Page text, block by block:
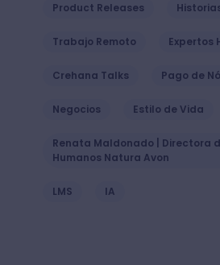
Product Releases
Trabajo Remoto Expertos
Crehana Talks Pago de
Negocios Estilo de Vida
Renata Maldonado | Directora
Humanos Natura Avon
LMS IA